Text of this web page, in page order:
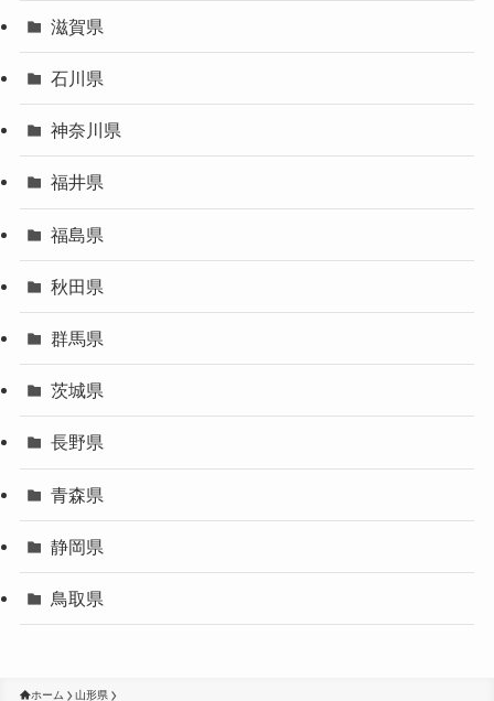
滋賀県
石川県
神奈川県
福井県
福島県
秋田県
群馬県
茨城県
長野県
青森県
静岡県
鳥取県
ホーム 山形県